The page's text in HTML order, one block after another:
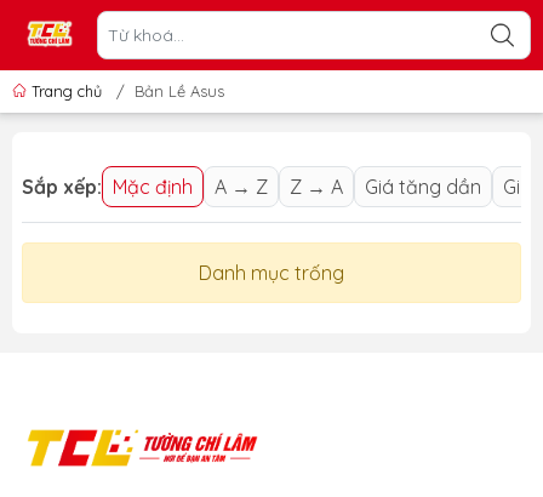
Trang chủ / Bản Lề Asus
Sắp xếp: Mặc định A → Z Z → A Giá tăng dần Giá
Danh mục trống